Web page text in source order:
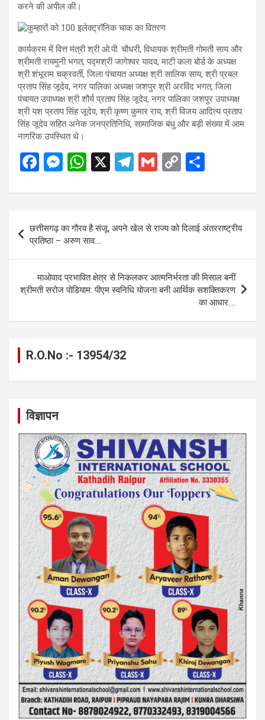
करने की अपील की।
कार्यक्रम में वित्त मंत्री श्री ओ.पी. चौधरी, विधायक श्रीमती गोमती साय और
श्रीमती रायमुनी भगत, पद्मश्री जागेश्वर यादव, माटी कला बोर्ड के अध्यक्ष
श्री शंभूराम चक्रवर्ती, जिला पंचायत अध्यक्ष श्री सालिक साय, श्री प्रबल
प्रताप सिंह जूदेव, नगर पालिका अध्यक्ष जशपुर श्री अरविंद भगत, जिला
पंचायत उपाध्यक्ष श्री शौर्य प्रताप सिंह जूदेव, नगर पालिका जशपुर उपाध्यक्ष
श्री यश प्रताप सिंह जूदेव, श्री कृष्ण कुमार राय, श्री विजय आदित्य प्रताप
सिंह जूदेव सहित अनेक जनप्रतिनिधि, सामाजिक बंधु और बड़ी संख्या में आम
नागरिक उपस्थित थे।
F
ce
b
o
o
k
M
se
g
er
W
at
s
A
p
p
X
T
e
gr
a
m
G
ail
C
py
Li
n
k
ar
e
navigation
छत्तीसगढ़ का गौरव है संजू, अपने खेल से राज्य को दिलाई अंतरराष्ट्रीय
प्रतिष्ठा – अरुण साव….
माओवाद प्रभावित क्षेत्र से निकलकर आत्मनिर्भरता की मिसाल बनीं
श्रीमती सरोज पोडियाम: पीएम स्वनिधि योजना बनी आर्थिक सशक्तिकरण
का आधार….
R.O.No :- 13954/32
विज्ञापन